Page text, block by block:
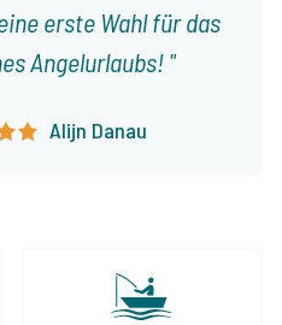
erste Wahl für das
Angelurlaubs!
Alijn Danau